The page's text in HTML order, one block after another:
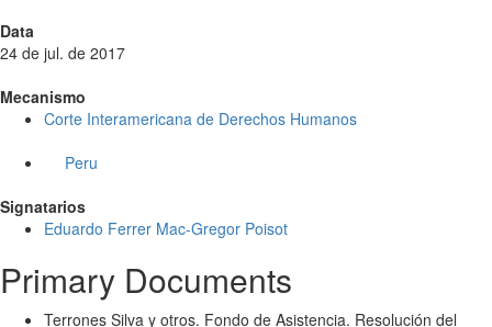
Data
24 de jul. de 2017
Mecanismo
Corte Interamericana de Derechos Humanos
Peru
Signatarios
Eduardo Ferrer Mac-Gregor Poisot
Primary Documents
Terrones Silva y otros. Fondo de Asistencia. Resolución del